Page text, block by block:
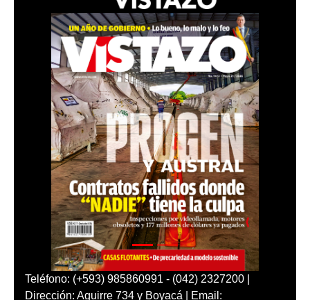
Teléfono: (+593) 985860991 - (042) 2327200 |
Dirección: Aguirre 734 y Boyacá | Email: